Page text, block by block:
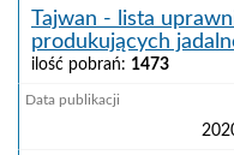
Tajwan - lista
produkujących
ilość pobrań: 1473